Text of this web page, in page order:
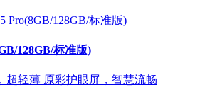
128GB/标准版)
超轻薄 原彩护眼屏，智慧流畅